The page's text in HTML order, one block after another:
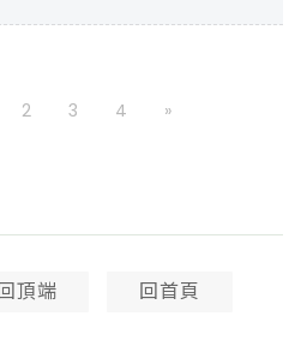
2 3 4 »
頂端 回首頁